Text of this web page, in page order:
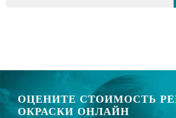
ОЦЕНИТЕ СТОИМОСТЬ
ОКРАСКИ ОНЛАЙН